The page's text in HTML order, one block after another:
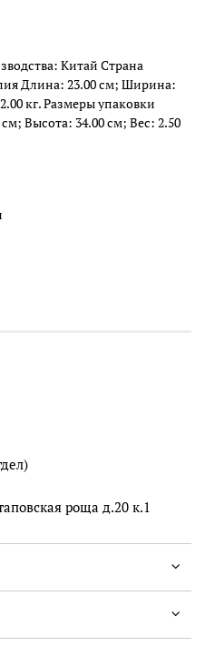
Китай Страна
Длина: 23.00 см; Ширина:
кг. Размеры упаковки
Высота: 34.00 см; Вес: 2.50
роща д.20 к.1